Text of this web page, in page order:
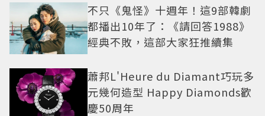
不只《鬼怪》十週年！這9部韓劇
都播出10年了：《請回答1988》
經典不敗，這部大家狂推續集
蕭邦L'Heure du Diamant巧玩多
元幾何造型 Happy Diamonds歡
慶50周年